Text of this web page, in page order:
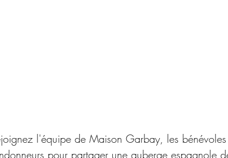
l'équipe de Maison Garbay, les
pour partager une auberge espagnole